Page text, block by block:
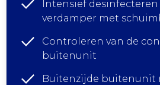
Intensief desinfecteren
verdamper met
Controleren van de
buitenunit
Buitenzijde buitenunit